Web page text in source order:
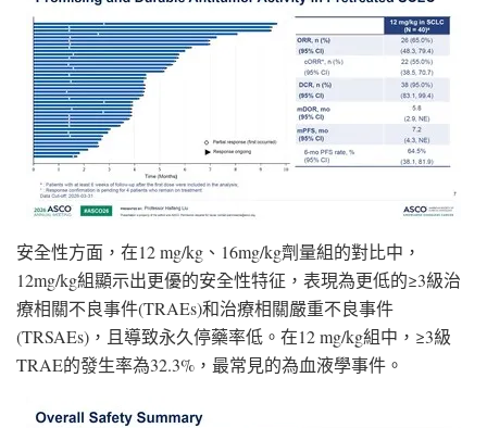
安全性方面，在12 mg/kg、16mg/kg劑量組的對比中，
12mg/kg組顯示出更優的安全性特征，表現為更低的≥3級治
療相關不良事件(TRAEs)和治療相關嚴重不良事件
(TRSAEs)，且導致永久停藥率低。在12 mg/kg組中，≥3級
TRAE的發生率為32.3%，最常見的為血液學事件。